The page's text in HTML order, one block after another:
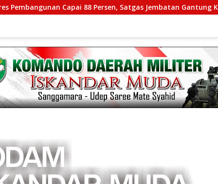
Capai 88 Persen, Satgas Jembatan Gantung Kodim 0108/